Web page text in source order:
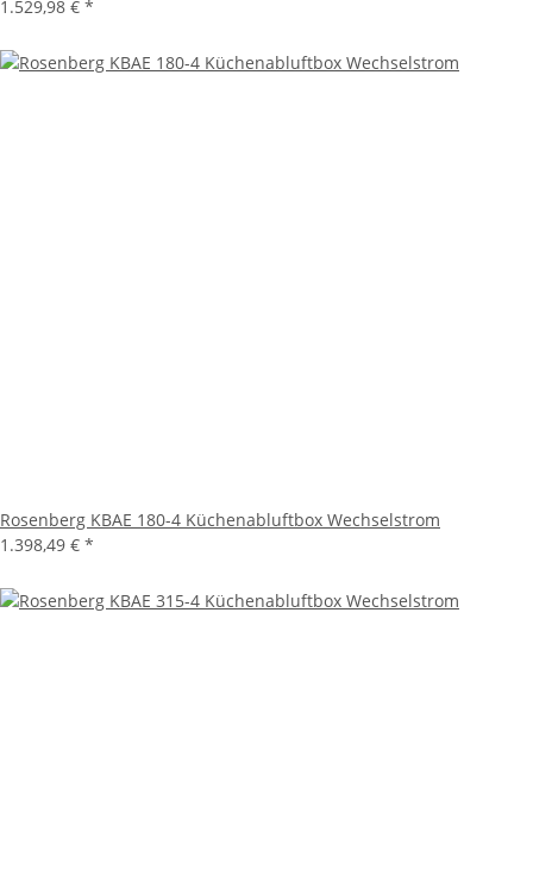
1.529,98 € *
Rosenberg KBAE 180-4 Küchenabluftbox Wechselstrom
1.398,49 € *